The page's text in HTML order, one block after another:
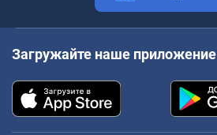
Загружайте наше приложение